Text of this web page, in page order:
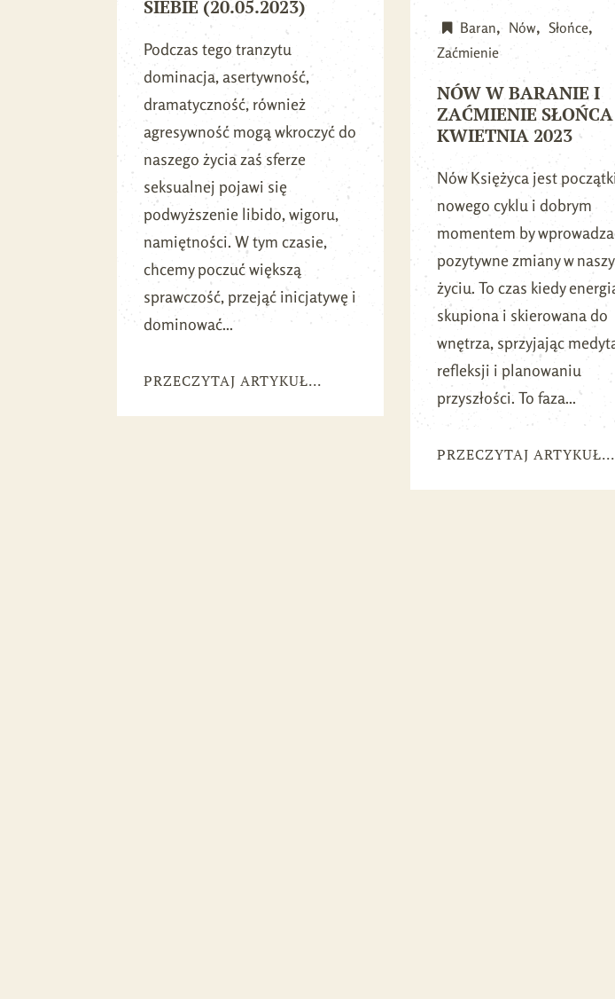
SIEBIE (20.05.2023)
Podczas tego tranzytu
dominacja, asertywność,
dramatyczność, również
agresywność mogą wkroczyć do
naszego życia zaś sferze
seksualnej pojawi się
podwyższenie libido, wigoru,
namiętności. W tym czasie,
chcemy poczuć większą
sprawczość, przejąć inicjatywę i
dominować...
PRZECZYTAJ ARTYKUŁ...
Baran Nów
Słońce
Zaćmienie
NÓW W BARANIE I
ZAĆMIENIE
KWIETNIA 2023
Nów Księżyca jest
nowego cyklu i dobrym
momentem by
pozytywne zmiany w
życiu. To czas kiedy
skupiona i skierowana do
wnętrza, sprzyjając
refleksji i planowaniu
przyszłości. To faza...
PRZECZYTAJ ARTYKUŁ...